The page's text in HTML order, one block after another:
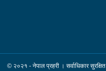
© २०२१ - नेपाल प्रहरी । सर्वाधिकार सुरक्षित